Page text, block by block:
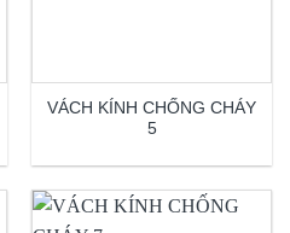
VÁCH KÍNH CHỐNG CHÁY
5